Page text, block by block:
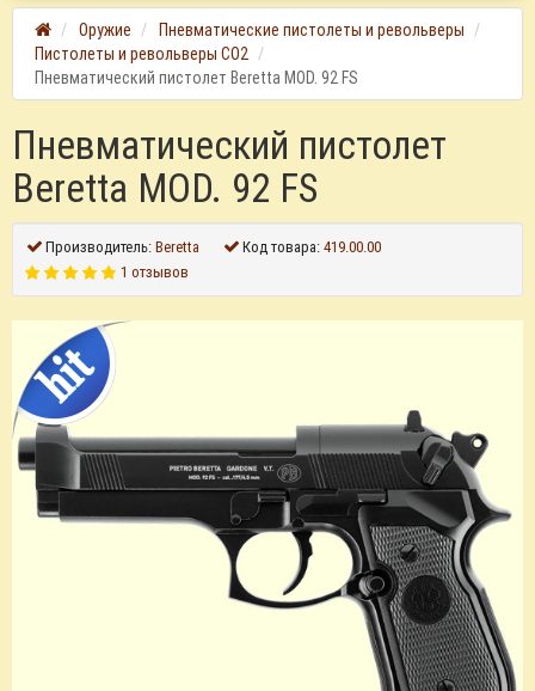
Оружие
Пневматические пистолеты и револьверы
Пистолеты и револьверы СО2
Пневматический пистолет Beretta MOD. 92 FS
Пневматический пистолет
Beretta MOD. 92 FS
Производитель:Beretta Код товара:419.00.00
1 отзывов